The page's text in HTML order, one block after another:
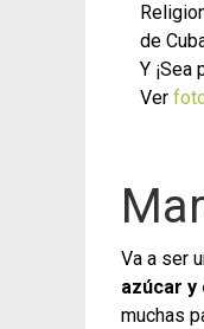
de
Y
Ver
Va a ser
azúcar y
muchas